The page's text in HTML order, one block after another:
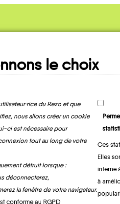
Ma fichele choix
du Rezo et que
nous allons créer un cookie
ci est nécessaire pour
tout au long de votre
détruit lorsque :
déconnecterez,
la fenêtre de votre navigateur.
conforme au RGPD
Ces
Elles
interne
à